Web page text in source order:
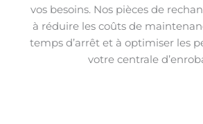
vos besoins. Nos pièces de
à réduire les coûts de
temps d’arrêt et à optimiser les
votre centrale